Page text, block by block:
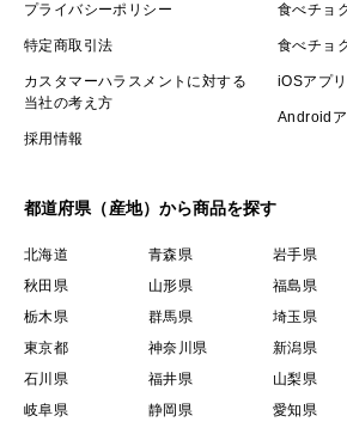
プライバシーポリシー
特定商取引法
カスタマーハラスメントに対する
当社の考え方
採用情報
食べチョ
食べチョ
iOSアプリ
Androidア
都道府県（産地）から商品を探す
北海道 青森県 岩手県
秋田県
山形県 福島県
栃木県
群馬県 埼玉県
東京都
神奈川県 新潟県
石川県
福井県 山梨県
岐阜県
静岡県 愛知県